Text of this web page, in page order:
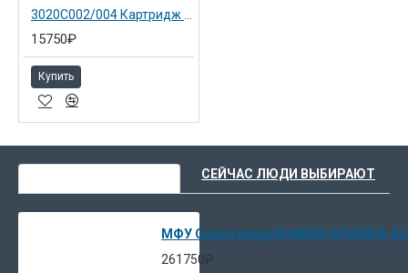
15750₽
Купить
СЕЙЧАС ЛЮДИ ВЫБИРАЮТ
МФУ Canon imageRUNNER ADVANCE
261750₽